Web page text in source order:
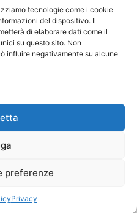
tecnologie come i cookie
del dispositivo. Il
di elaborare dati come il
su questo sito. Non
influire negativamente su alcune
preferenze
Privacy
WordPress